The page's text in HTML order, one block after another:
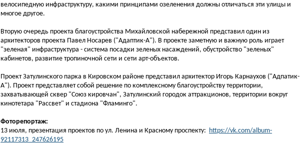
велосипедную инфраструктуру, какими принципами озеленения должны отличаться эти улицы и
многое другое.
Вторую очередь проекта благоустройства Михайловской набережной представил один из
архитекторов проекта Павел Носарев ("Адаптик-А"). В проекте заметную и важную роль играет
"зеленая" инфраструктура - система посадки зеленых насаждений, обустройство "зеленых"
кабинетов, развитие тропиночной сети и сети арт-объектов.
Проект Затулинского парка в Кировском районе представил архитектор Игорь Карнаухов ("Адпатик-
А"). Проект представляет собой решение по комплексному благоустройству территории,
захватывающей сквер "Союз кировчан", Затулинский городок аттракционов, территории вокруг
кинотетара "Рассвет" и стадиона "Фламинго".
Фоторепортаж:
13 июля, презентация проектов по ул. Ленина и Красному проспекту: https://vk.com/album-
92117313_247626195